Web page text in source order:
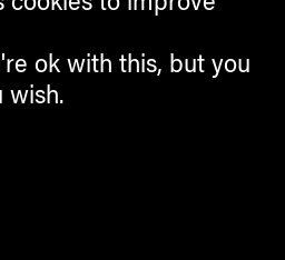
ok with this, but you
wish.